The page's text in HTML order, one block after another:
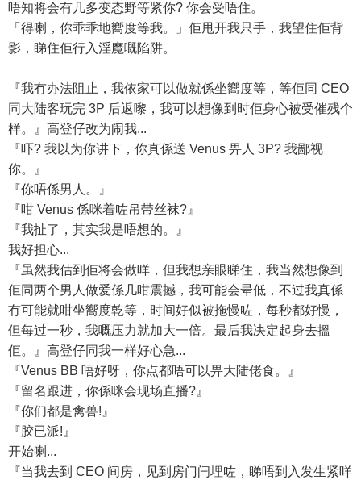
唔知将会有几多变态野等紧你? 你会受唔住。
「得喇，你乖乖地嚮度等我。」佢甩开我只手，我望住佢背
影，睇住佢行入淫魔嘅陷阱。
『我冇办法阻止，我依家可以做就係坐嚮度等，等佢同 CEO
同大陆客玩完 3P 后返嚟，我可以想像到时佢身心被受催残个
样。』高登仔改为闹我...
『吓? 我以为你讲下，你真係送 Venus 畀人 3P? 我鄙视
你。』
『你唔係男人。』
『咁 Venus 係咪着咗吊带丝袜?』
『我扯了，其实我是唔想的。』
我好担心...
『虽然我估到佢将会做咩，但我想亲眼睇住，我当然想像到
佢同两个男人做爱係几咁震撼，我可能会晕低，不过我真係
冇可能就咁坐嚮度乾等，时间好似被拖慢咗，每秒都好慢，
但每过一秒，我嘅压力就加大一倍。最后我决定起身去搵
佢。』高登仔同我一样好心急...
『Venus BB 唔好呀，你点都唔可以畀大陆佬食。』
『留名跟进，你係咪会现场直播?』
『你们都是禽兽!』
『胶已派!』
开始喇...
『当我去到 CEO 间房，见到房门闩埋咗，睇唔到入发生紧咩